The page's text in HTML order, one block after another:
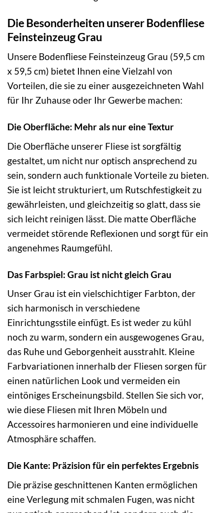
Die Besonderheiten unserer Bodenfliese
Feinsteinzeug Grau
Unsere Bodenfliese Feinsteinzeug Grau (59,5 cm
x 59,5 cm) bietet Ihnen eine Vielzahl von
Vorteilen, die sie zu einer ausgezeichneten Wahl
für Ihr Zuhause oder Ihr Gewerbe machen:
Die Oberfläche: Mehr als nur eine Textur
Die Oberfläche unserer Fliese ist sorgfältig
gestaltet, um nicht nur optisch ansprechend zu
sein, sondern auch funktionale Vorteile zu bieten.
Sie ist leicht strukturiert, um Rutschfestigkeit zu
gewährleisten, und gleichzeitig so glatt, dass sie
sich leicht reinigen lässt. Die matte Oberfläche
vermeidet störende Reflexionen und sorgt für ein
angenehmes Raumgefühl.
Das Farbspiel: Grau ist nicht gleich Grau
Unser Grau ist ein vielschichtiger Farbton, der
sich harmonisch in verschiedene
Einrichtungsstile einfügt. Es ist weder zu kühl
noch zu warm, sondern ein ausgewogenes Grau,
das Ruhe und Geborgenheit ausstrahlt. Kleine
Farbvariationen innerhalb der Fliesen sorgen für
einen natürlichen Look und vermeiden ein
eintöniges Erscheinungsbild. Stellen Sie sich vor,
wie diese Fliesen mit Ihren Möbeln und
Accessoires harmonieren und eine individuelle
Atmosphäre schaffen.
Die Kante: Präzision für ein perfektes Ergebnis
Die präzise geschnittenen Kanten ermöglichen
eine Verlegung mit schmalen Fugen, was nicht